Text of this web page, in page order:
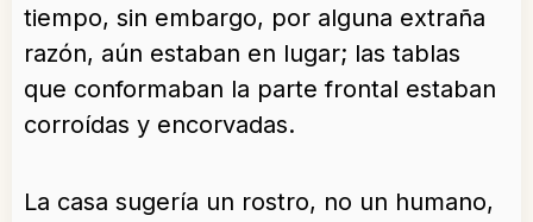
tiempo, sin embargo, por alguna extraña
razón, aún estaban en lugar; las tablas
que conformaban la parte frontal estaban
corroídas y encorvadas.
La casa sugería un rostro, no un humano,